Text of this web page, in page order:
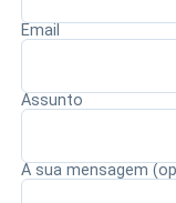
Email
Assunto
A sua mensagem